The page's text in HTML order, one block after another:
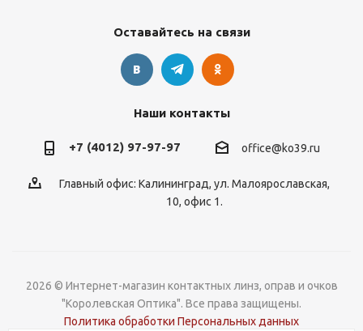
Оставайтесь на связи
Наши контакты
+7 (4012) 97-97-97 office@ko39.ru
Главный офис: Калининград, ул. Малоярославская,
10, офис 1.
2026 © Интернет-магазин контактных линз, оправ и очков
"Королевская Оптика". Все права защищены.
Политика обработки Персональных данных